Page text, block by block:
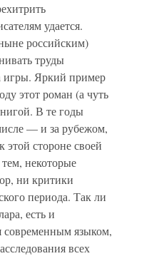
удается.
российским)
труды
игры. Яркий пример
этот роман (а чуть
В те годы
— и за рубежом,
стороне своей
некоторые
ни критики
периода. Так ли
есть и
современным языком,
всех